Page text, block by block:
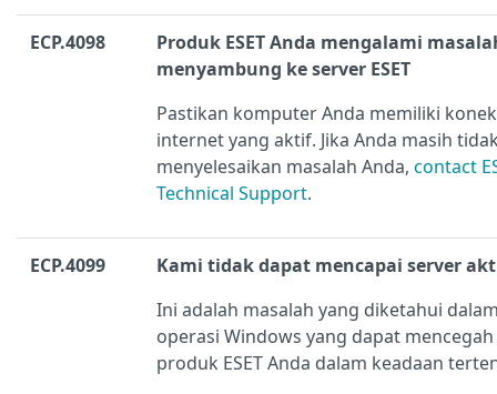
ECP.4098
Produk ESET Anda mengalami
menyambung ke server ESET
Pastikan komputer Anda memiliki
internet yang aktif. Jika Anda masih
menyelesaikan masalah Anda, contact
Technical Support.
ECP.4099
Kami tidak dapat mencapai server
Ini adalah masalah yang diketahui
operasi Windows yang dapat
produk ESET Anda dalam keadaan